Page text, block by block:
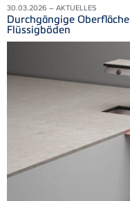
30.03.2026 – AKTUELLES
Durchgängige
Flüssigböden